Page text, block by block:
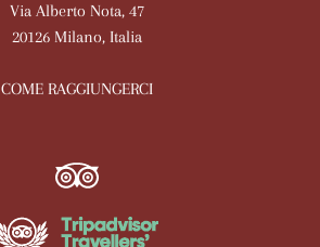
Via Alberto Nota, 47
20126 Milano, Italia
COME RAGGIUNGERCI